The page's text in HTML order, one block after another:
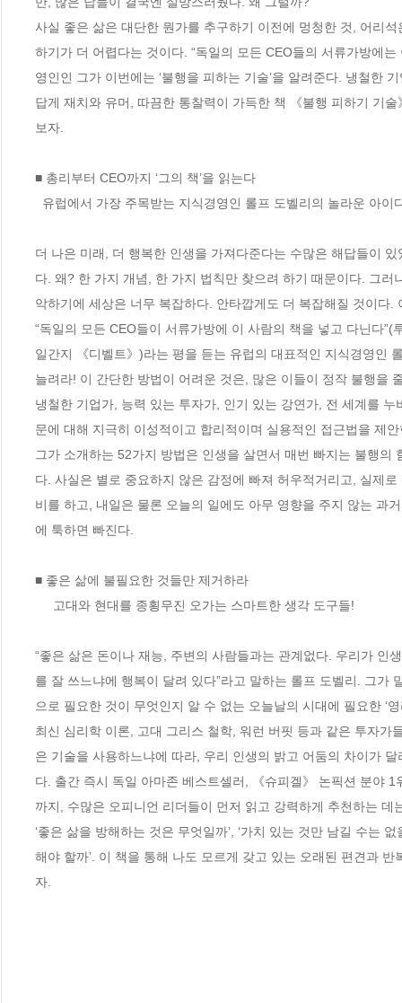
사실 좋은 삶은 대단한 뭔가를 추구하기 이전에 멍청한 것, 어리
하기가 더 어렵다는 것이다. “독일의 모든 CEO들의 서류가방에
영인인 그가 이번에는 ‘불행을 피하는 기술’을 알려준다. 냉철한
답게 재치와 유머, 따끔한 통찰력이 가득한 책 《불행 피하기 기
보자.
■ 총리부터 CEO까지 ‘그의 책’을 읽는다
더 나은 미래, 더 행복한 인생을 가져다준다는 수많은 해답들이
다. 왜? 한 가지 개념, 한 가지 법칙만 찾으려 하기 때문이다. 그
악하기에 세상은 너무 복잡하다. 안타깝게도 더 복잡해질 것이
“독일의 모든 CEO들이 서류가방에 이 사람의 책을 넣고 다닌다
일간지 《디벨트》)라는 평을 듣는 유럽의 대표적인 지식경영인
늘려라! 이 간단한 방법이 어려운 것은, 많은 이들이 정작 불행을
냉철한 기업가, 능력 있는 투자가, 인기 있는 강연가, 전 세계를
문에 대해 지극히 이성적이고 합리적이며 실용적인 접근법을 제
그가 소개하는 52가지 방법은 인생을 살면서 매번 빠지는 불행
다. 사실은 별로 중요하지 않은 감정에 빠져 허우적거리고, 실제
비를 하고, 내일은 물론 오늘의 일에도 아무 영향을 주지 않는 과
에 툭하면 빠진다.
■ 좋은 삶에 불필요한 것들만 제거하라
“좋은 삶은 돈이나 재능, 주변의 사람들과는 관계없다. 우리가 인
를 잘 쓰느냐에 행복이 달려 있다”라고 말하는 롤프 도벨리. 그가
으로 필요한 것이 무엇인지 알 수 없는 오늘날의 시대에 필요한 ‘
최신 심리학 이론, 고대 그리스 철학, 워런 버핏 등과 같은 투자
은 기술을 사용하느냐에 따라, 우리 인생의 밝고 어둠의 차이가
다. 출간 즉시 독일 아마존 베스트셀러, 《슈피겔》 논픽션 분야
까지, 수많은 오피니언 리더들이 먼저 읽고 강력하게 추천하는
‘좋은 삶을 방해하는 것은 무엇일까’, ‘가치 있는 것만 남길 수는
해야 할까’. 이 책을 통해 나도 모르게 갖고 있는 오래된 편견과
자.